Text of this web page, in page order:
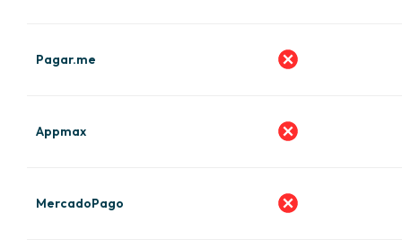
Pagar.me
Appmax
MercadoPago